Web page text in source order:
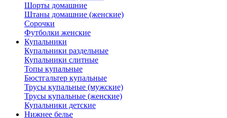
Шорты домашние
Штаны домашние (женские)
Сорочки
Футболки женские
Купальники
Купальники раздельные
Купальники слитные
Топы купальные
Бюстгальтер купальные
Трусы купальные (мужские)
Трусы купальные (женские)
Купальники детские
Нижнее белье